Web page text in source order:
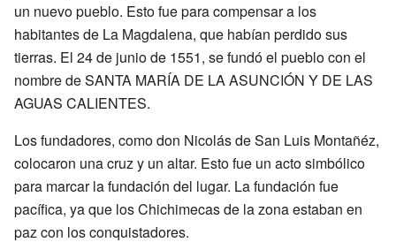
un nuevo pueblo. Esto fue para compensar a los
habitantes de La Magdalena, que habían perdido sus
tierras. El 24 de junio de 1551, se fundó el pueblo con el
nombre de SANTA MARÍA DE LA ASUNCIÓN Y DE LAS
AGUAS CALIENTES.
Los fundadores, como don Nicolás de San Luis Montañéz,
colocaron una cruz y un altar. Esto fue un acto simbólico
para marcar la fundación del lugar. La fundación fue
pacífica, ya que los Chichimecas de la zona estaban en
paz con los conquistadores.